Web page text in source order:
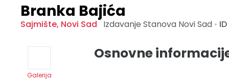
Branka Bajića
Sajmište, Novi Sad Izdavanje Stanova Novi Sad • ID
Galerija
Osnovne